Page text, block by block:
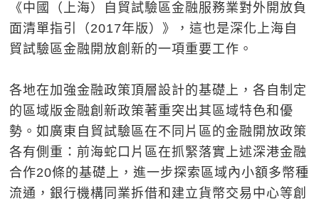
《中國（上海）自貿試驗區金融服務業對外開放負
面清單指引（2017年版）》，這也是深化上海自
貿試驗區金融開放創新的一項重要工作。
各地在加強金融政策頂層設計的基礎上，各自制定
的區域版金融創新政策著重突出其區域特色和優
勢。如廣東自貿試驗區在不同片區的金融開放政策
各有側重：前海蛇口片區在抓緊落實上述深港金融
合作20條的基礎上，進一步探索區域內小額多幣種
流通，銀行機構同業拆借和建立貨幣交易中心等創